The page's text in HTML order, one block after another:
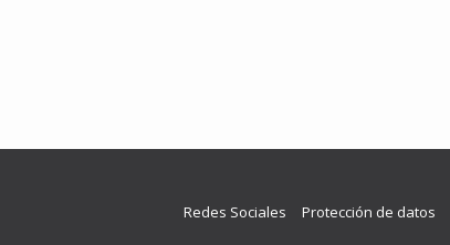
Protección de datos
Redes Sociales